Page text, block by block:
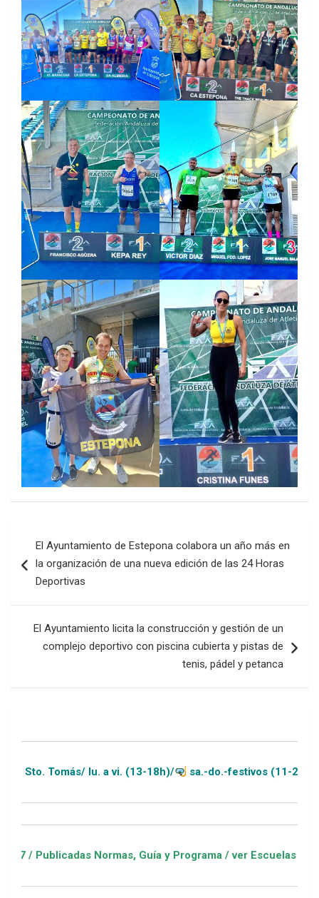
de
entradas
El Ayuntamiento de Estepona colabora un año más en
la organización de una nueva edición de las 24 Horas
Deportivas
El Ayuntamiento licita la construcción y gestión de un
complejo deportivo con piscina cubierta y pistas de
tenis, pádel y petanca
lu. a vi. (13-18h)/ sa.-do.-festivos (11-20h)
Normas, Guía y Programa / ver Escuelas Deportivas